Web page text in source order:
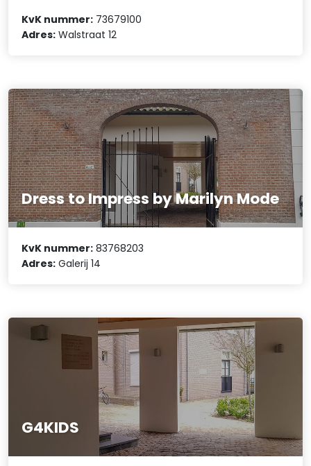
KvK nummer: 73679100
Adres: Walstraat 12
Dress to Impress by Marilyn Mode
KvK nummer: 83768203
Adres: Galerij 14
G4KIDS